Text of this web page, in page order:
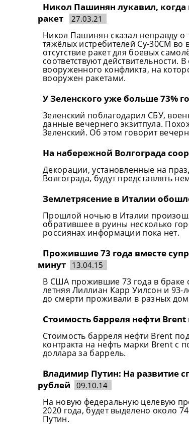
Никол Пашинян лукавил, когда
ракет
27.03.21
Никол Пашинян сказал неправду о
тяжёлых истребителей Су-30СМ во
отсутствие ракет для боевых
соответствуют действительности.
вооруженного конфликта, на
вооружен ракетами.
У Зеленского уже больше 73%
Зеленский поблагодарил СБУ,
данные вечернего экзитпула.
Зеленский. Об этом говорит
На набережной Волгограда
Декорации, установленные на
Волгограда, будут представлять
Землетрясение в Италии
Прошлой ночью в Италии
обратившее в руины несколько
россиянах информации пока нет.
Прожившие 73 года вместе
минут
13.04.15
В США прожившие 73 года в браке
летняя Лиллиан Карр Уилсон и 93-
до смерти проживали в разных
Стоимость барреля нефти
Стоимость барреля нефти Brent
контракта на нефть марки Brent с
доллара за баррель.
Владимир Путин: На развитие
рублей
09.10.14
На новую федеральную целевую
2020 года, будет выделено около
Путин.